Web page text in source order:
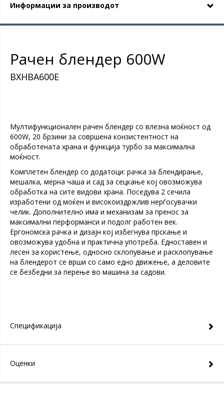
Информации за производот
Рачен блендер 600W
BXHBA600E
Мултифункционален рачен блендер со влезна моќност од
600W, 20 брзини за совршена конзистентност на
обработената храна и функција турбо за максимална
моќност.
Комплетен блендер со додатоци: рачка за блендирање,
мешалка, мерна чаша и сад за сецкање кој овозможува
обработка на сите видови храна. Поседува 2 сечила
изработени од моќен и високоиздржлив нерѓосувачки
челик. Дополнително има и механизам за пренос за
максимални перформанси и подолг работен век.
Ергономска рачка и дизајн кој избегнува прскање и
овозможува удобна и практична употреба. Едноставен и
лесен за користење, односно склопување и расклопување
на блендерот се врши со само едно движење, а деловите
се безбедни за перење во машина за садови.
Спецификација
Оценки